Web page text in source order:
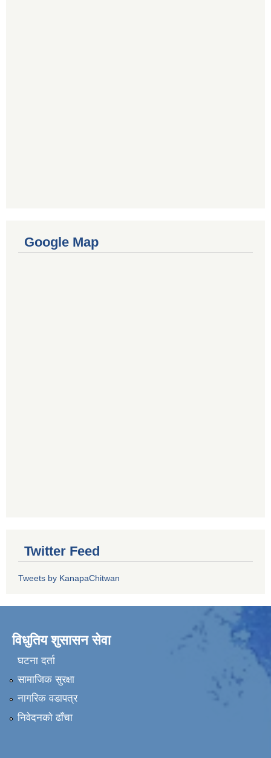
Google Map
Twitter Feed
Tweets by KanapaChitwan
विधुतिय शुसासन सेवा
घटना दर्ता
सामाजिक सुरक्षा
नागरिक वडापत्र
निवेदनकाे ढाँचा